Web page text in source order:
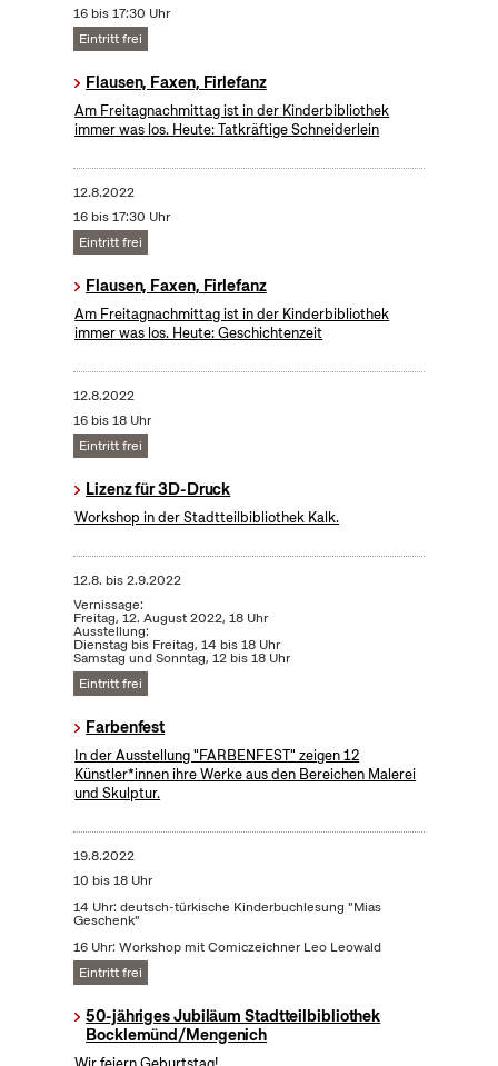
16 bis 17:30 Uhr
Eintritt frei
Flausen, Faxen, Firlefanz
Am Freitagnachmittag ist in der Kinderbibliothek
immer was los. Heute: Tatkräftige Schneiderlein
12.8.2022
16 bis 17:30 Uhr
Eintritt frei
Flausen, Faxen, Firlefanz
Am Freitagnachmittag ist in der Kinderbibliothek
immer was los. Heute: Geschichtenzeit
12.8.2022
16 bis 18 Uhr
Eintritt frei
Lizenz für 3D-Druck
Workshop in der Stadtteilbibliothek Kalk.
12.8. bis2.9.2022
Vernissage:
Freitag, 12. August 2022, 18 Uhr
Ausstellung:
Dienstag bis Freitag, 14 bis 18 Uhr
Samstag und Sonntag, 12 bis 18 Uhr
Eintritt frei
Farbenfest
In der Ausstellung "FARBENFEST" zeigen 12
Künstler*innen ihre Werke aus den Bereichen Malerei
und Skulptur.
19.8.2022
10 bis 18 Uhr
14 Uhr: deutsch-türkische Kinderbuchlesung "Mias
Geschenk"
16 Uhr: Workshop mit Comiczeichner Leo Leowald
Eintritt frei
50-jähriges Jubiläum Stadtteilbibliothek
Bocklemünd/Mengenich